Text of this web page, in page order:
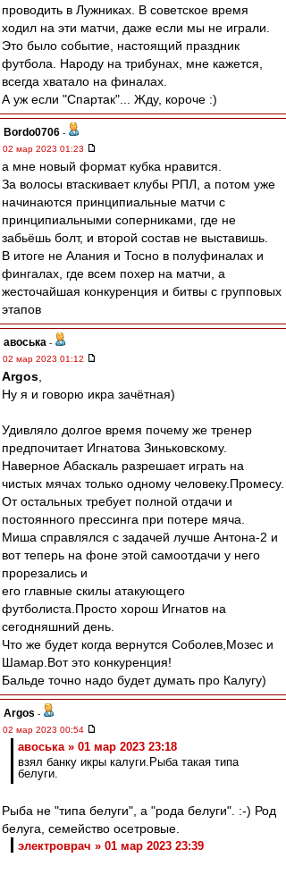
проводить в Лужниках. В советское время
ходил на эти матчи, даже если мы не играли.
Это было событие, настоящий праздник
футбола. Народу на трибунах, мне кажется,
всегда хватало на финалах.
А уж если "Спартак"... Жду, короче :)
Bordo0706 -
02 мар 2023 01:23
а мне новый формат кубка нравится.
За волосы втаскивает клубы РПЛ, а потом уже
начинаются принципиальные матчи с
принципиальными соперниками, где не
забьёшь болт, и второй состав не выставишь.
В итоге не Алания и Тосно в полуфиналах и
фингалах, где всем похер на матчи, а
жесточайшая конкуренция и битвы с групповых
этапов
авоська -
02 мар 2023 01:12
Argos
Ну я и говорю икра зачётная)
Удивляло долгое время почему же тренер
предпочитает Игнатова Зиньковскому.
Наверное Абаскаль разрешает играть на
чистых мячах только одному человеку.Промесу.
От остальных требует полной отдачи и
постоянного прессинга при потере мяча.
Миша справлялся с задачей лучше Антона-2 и
вот теперь на фоне этой самоотдачи у него
прорезались и
его главные скилы атакующего
футболиста.Просто хорош Игнатов на
сегодняшний день.
Что же будет когда вернутся Соболев,Мозес и
Шамар.Вот это конкуренция!
Бальде точно надо будет думать про Калугу)
Argos -
02 мар 2023 00:54
авоська » 01 мар 2023 23:18
взял банку икры калуги.Рыба такая типа
белуги.
Рыба не "типа белуги", а "рода белуги". :-) Род
белуга, семейство осетровые.
электроврач » 01 мар 2023 23:39